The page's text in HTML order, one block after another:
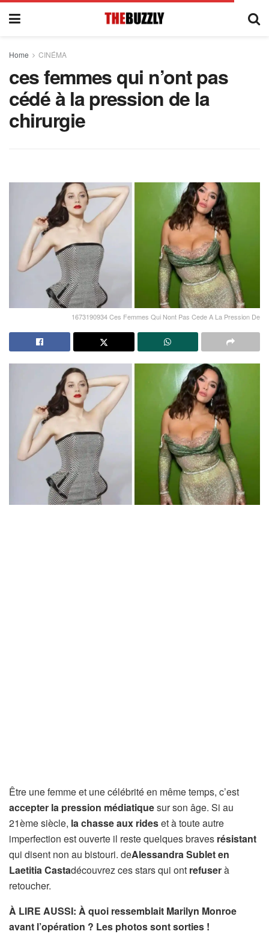
Home CINÉMA
ces femmes qui n’ont pas
cédé à la pression de la
chirurgie
1673190934 Ces Femmes Qui Nont Pas Cede A La Pression De
Être une femme et une célébrité en même temps, c’est
accepter la pression médiatiquesur son âge. Si au
21ème siècle, la chasse aux rideset à toute autre
imperfection est ouverte il reste quelques braves résistant
qui disent non au bistouri. deAlessandra Sublet en
Laetitia Castadécouvrez ces stars qui ont refuserà
retoucher.
À LIRE AUSSI: À quoi ressemblait Marilyn Monroe
avant l’opération ? Les photos sont sorties !